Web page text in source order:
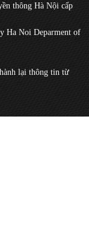
thông Hà Nội cấp
Ha Noi Deparment of
lại thông tin từ